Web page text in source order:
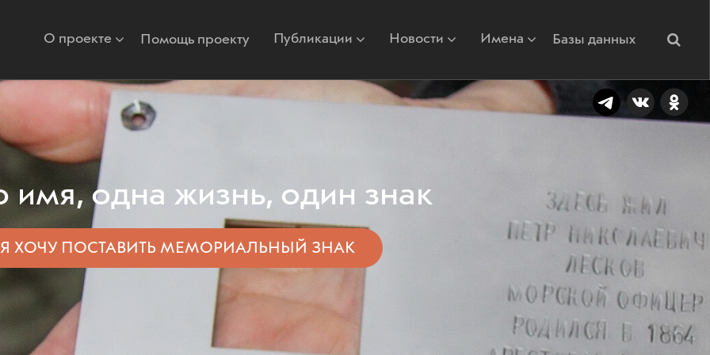
О проекте Помощь проекту Публикации Новости Имена Базы данных
одна жизнь, один знак
Я ХОЧУ ПОСТАВИТЬ МЕМОРИАЛЬНЫЙ ЗНАК